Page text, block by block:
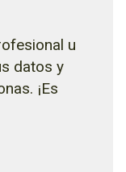
u
datos y
¡Es